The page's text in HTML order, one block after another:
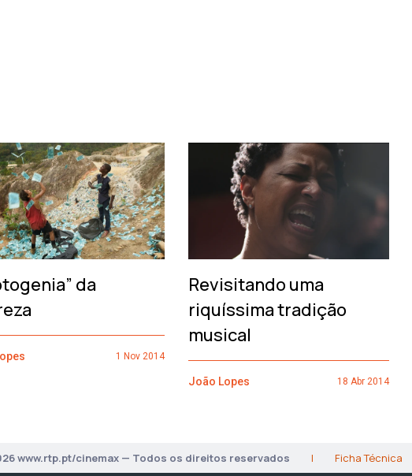
da
1 Nov 2014
Revisitando uma
riquíssima tradição
musical
João Lopes 18 Abr 2014
www.rtp.pt/cinemax — Todos os direitos reservados | Ficha Técnica